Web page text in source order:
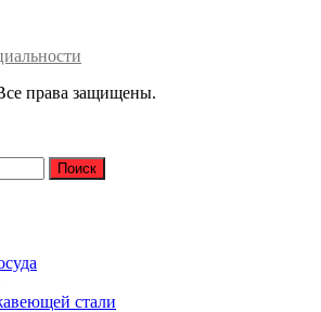
права защищены.
Поиск
стали